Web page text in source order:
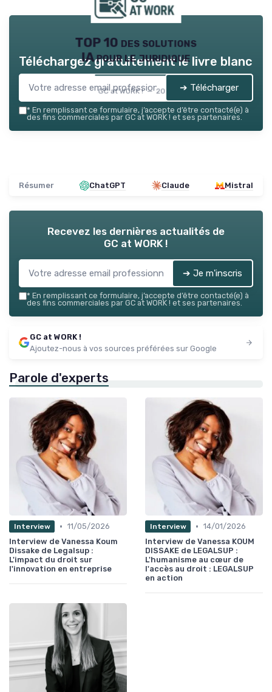
TOP 10 des solutions
IA pour le juridique
GC at WORK ! — 2026
Téléchargez gratuitement le livre blanc
➔ Télécharger
* En remplissant ce formulaire, j’accepte d’être contacté(e) à
des fins commerciales par GC at WORK ! et ses partenaires.
Résumer ChatGPT Claude Mistral
Recevez les dernières actualités de
GC at WORK !
➔ Je m'inscris
* En remplissant ce formulaire, j’accepte d’être contacté(e) à
des fins commerciales par GC at WORK ! et ses partenaires.
GC at WORK !
Ajoutez-nous à vos sources préférées sur Google
Parole d'experts
Interview • 11/05/2026
Interview de Vanessa Koum
Dissake de Legalsup :
L'impact du droit sur
l'innovation en entreprise
Interview • 14/01/2026
Interview de Vanessa KOUM
DISSAKE de LEGALSUP :
L'humanisme au cœur de
l'accès au droit : LEGALSUP
en action